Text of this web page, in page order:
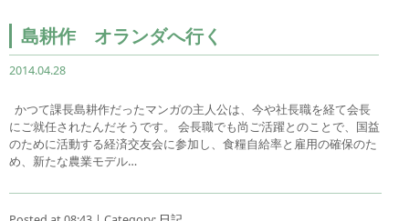
島耕作 オランダへ行く
2014.04.28
かつて課長島耕作だったマンガの主人公は、今や社長職を経て会長
にご就任されたんだそうです。 会長職でも尚ご活躍とのことで、国益
のために活動する経済交友会に参加し、食糧自給率と雇用の確保のた
め、新たな農業モデル…